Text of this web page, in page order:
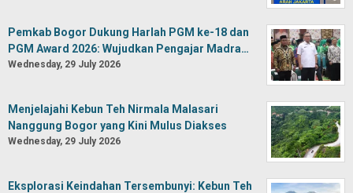
Pemkab Bogor Dukung Harlah PGM ke-18 dan
PGM Award 2026: Wujudkan Pengajar Madra…
Wednesday, 29 July 2026
Menjelajahi Kebun Teh Nirmala Malasari
Nanggung Bogor yang Kini Mulus Diakses
Wednesday, 29 July 2026
Eksplorasi Keindahan Tersembunyi: Kebun Teh